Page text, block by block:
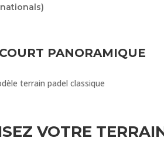
COURT PANORAMIQUE
VOTRE